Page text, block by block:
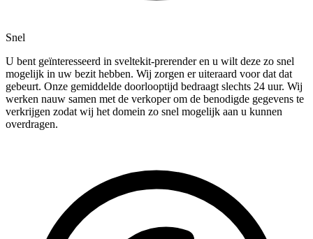
Snel
U bent geïnteresseerd in sveltekit-prerender en u wilt deze zo snel
mogelijk in uw bezit hebben. Wij zorgen er uiteraard voor dat dat
gebeurt. Onze gemiddelde doorlooptijd bedraagt slechts 24 uur. Wij
werken nauw samen met de verkoper om de benodigde gegevens te
verkrijgen zodat wij het domein zo snel mogelijk aan u kunnen
overdragen.